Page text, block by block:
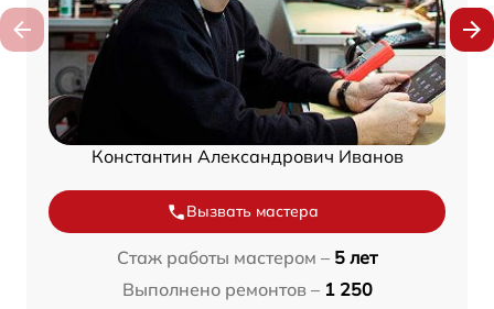
Константин Александрович Иванов
Вызвать мастера
Стаж работы мастером – 5 лет
Выполнено ремонтов – 1 250